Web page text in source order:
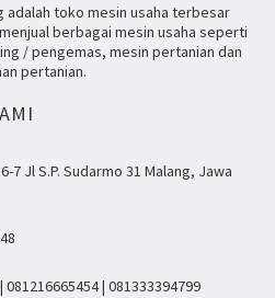
adalah toko mesin usaha terbesar
berbagai mesin usaha seperti
/ pengemas, mesin pertanian dan
pertanian.
7 Jl S.P. Sudarmo 31 Malang, Jawa
| 081333394799